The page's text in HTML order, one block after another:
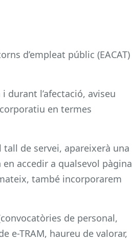
d’empleat públic (EACAT)
durant l’afectació, aviseu
en termes
de servei, apareixerà una
accedir a qualsevol pàgina
també incorporarem
de personal,
e-TRAM, haureu de valorar,